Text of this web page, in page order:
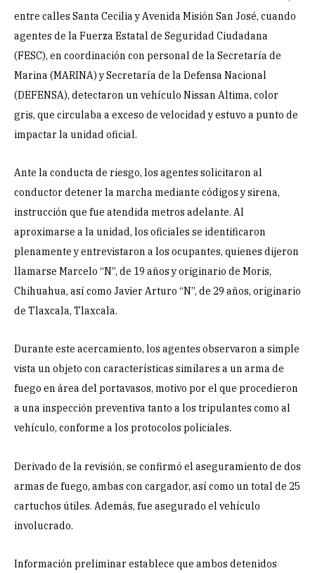
entre calles Santa Cecilia y Avenida Misión San José, cuando
agentes de la Fuerza Estatal de Seguridad Ciudadana
(FESC), en coordinación con personal de la Secretaría de
Marina (MARINA) y Secretaría de la Defensa Nacional
(DEFENSA), detectaron un vehículo Nissan Altima, color
gris, que circulaba a exceso de velocidad y estuvo a punto de
impactar la unidad oficial.
Ante la conducta de riesgo, los agentes solicitaron al
conductor detener la marcha mediante códigos y sirena,
instrucción que fue atendida metros adelante. Al
aproximarse a la unidad, los oficiales se identificaron
plenamente y entrevistaron a los ocupantes, quienes dijeron
llamarse Marcelo “N”, de 19 años y originario de Moris,
Chihuahua, así como Javier Arturo “N”, de 29 años, originario
de Tlaxcala, Tlaxcala.
Durante este acercamiento, los agentes observaron a simple
vista un objeto con características similares a un arma de
fuego en área del portavasos, motivo por el que procedieron
a una inspección preventiva tanto a los tripulantes como al
vehículo, conforme a los protocolos policiales.
Derivado de la revisión, se confirmó el aseguramiento de dos
armas de fuego, ambas con cargador, así como un total de 25
cartuchos útiles. Además, fue asegurado el vehículo
involucrado.
Información preliminar establece que ambos detenidos